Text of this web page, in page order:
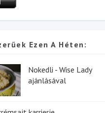
Ezen A Héten:
Nokedli - Wise Lady
ajánlásával